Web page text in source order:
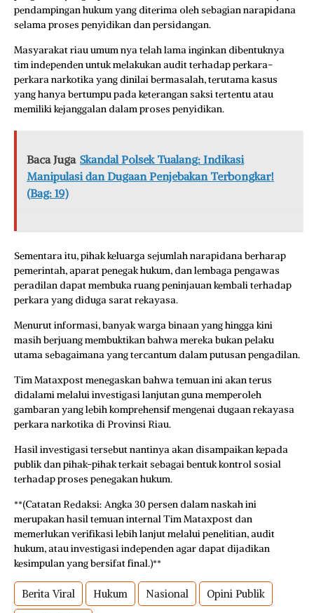
pendampingan hukum yang diterima oleh sebagian narapidana
selama proses penyidikan dan persidangan.
Masyarakat riau umum nya telah lama inginkan dibentuknya
tim independen untuk melakukan audit terhadap perkara-
perkara narkotika yang dinilai bermasalah, terutama kasus
yang hanya bertumpu pada keterangan saksi tertentu atau
memiliki kejanggalan dalam proses penyidikan.
Baca Juga Skandal Polsek Tualang: Indikasi
Manipulasi dan Dugaan Penjebakan Terbongkar!
(Bag: 19)
Sementara itu, pihak keluarga sejumlah narapidana berharap
pemerintah, aparat penegak hukum, dan lembaga pengawas
peradilan dapat membuka ruang peninjauan kembali terhadap
perkara yang diduga sarat rekayasa.
Menurut informasi, banyak warga binaan yang hingga kini
masih berjuang membuktikan bahwa mereka bukan pelaku
utama sebagaimana yang tercantum dalam putusan pengadilan.
Tim Mataxpost menegaskan bahwa temuan ini akan terus
didalami melalui investigasi lanjutan guna memperoleh
gambaran yang lebih komprehensif mengenai dugaan rekayasa
perkara narkotika di Provinsi Riau.
Hasil investigasi tersebut nantinya akan disampaikan kepada
publik dan pihak-pihak terkait sebagai bentuk kontrol sosial
terhadap proses penegakan hukum.
**(Catatan Redaksi: Angka 30 persen dalam naskah ini
merupakan hasil temuan internal Tim Mataxpost dan
memerlukan verifikasi lebih lanjut melalui penelitian, audit
hukum, atau investigasi independen agar dapat dijadikan
kesimpulan yang bersifat final.)**
Berita Viral Hukum Nasional Opini Publik